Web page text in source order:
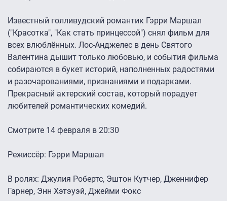
Известный голливудский романтик Гэрри Маршал
("Красотка", "Как стать принцессой") снял фильм для
всех влюблённых. Лос-Анджелес в день Святого
Валентина дышит только любовью, и события фильма
собираются в букет историй, наполненных радостями
и разочарованиями, признаниями и подарками.
Прекрасный актерский состав, который порадует
любителей романтических комедий.
Смотрите 14 февраля в 20:30
Режиссёр: Гэрри Маршал
В ролях: Джулия Робертс, Эштон Кутчер, Дженнифер
Гарнер, Энн Хэтэуэй, Джейми Фокс